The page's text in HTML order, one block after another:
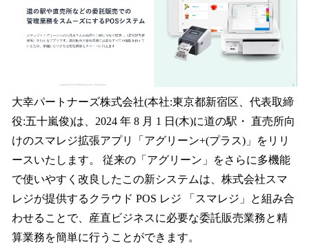
込
み
中
で
大幸パートナーズ株式会社(本社:東京都新宿区、代表取締
役:五十嵐俊)は、2024 年 8 月 1 日(木)に道の駅・ 直売所向
けのスマレジ拡張アプリ「アグリーン+(プラス)」をリリ
ースいたします。 従来の「アグリーン」をさらに多機能
で使いやすく改良したこの新システムは、株式会社スマ
レジが提供するクラウド POS レジ 「スマレジ」と組み合
わせることで、産直ビジネスに必要な委託販売業務と精
算業務を簡単に行うことができます。